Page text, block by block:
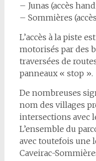
– Junas (accès
– Sommières
L’accès à la piste
motorisés par des
traversées de
panneaux « stop ».
De nombreuses
nom des villages
intersections avec
L’ensemble du
avec toutefois une
Caveirac-